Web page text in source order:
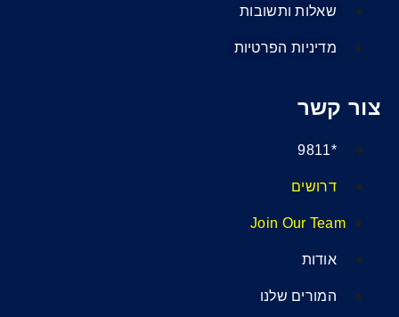
שאלות ותשובות
מדיניות הפרטיות
צור קשר
*9811
דרושים
Join Our Team
אודות
המורים שלנו